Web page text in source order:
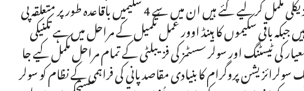
سولرائزیشن اور متعلقہ سول ورکس فزیکلی مکمل کر لیے گئے ہیں ان میں سے 4 سکیمیں باقاعدہ طور پر متعلقہ پی
باقی سکیموں کا ہینڈ اوور عمل تکمیل کے مراحل میں ہے تکنیکی
کی ٹیسٹنگ اور سولر سسٹمز کی فزیبلٹی کے تمام مراحل مکمل کیے جا
سولرائزیشن پروگرام کابنیادی مقاصد پانی کی فراہمی کے نظام کو سولر